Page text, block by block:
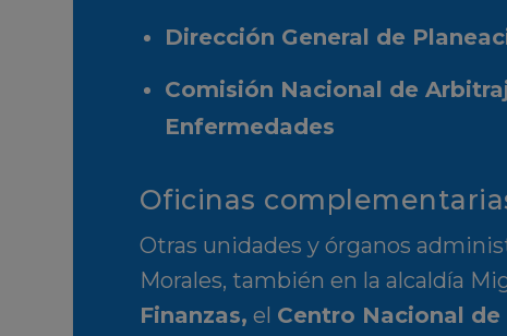
Dirección General de
Comisión Nacional de
Enfermedades
Oficinas
Otras unidades y órganos
Morales, también en la alcaldía
Finanzas, el Centro Nacional